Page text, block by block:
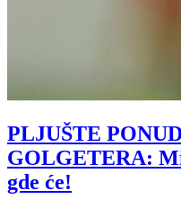
PLJUŠTE
GOLGETERA:
gde će!